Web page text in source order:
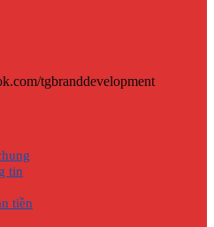
tgbranddevelopment
tin
tiền